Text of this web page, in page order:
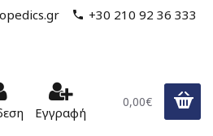
+30 210 92 36 333
Εγγραφή
0,00€